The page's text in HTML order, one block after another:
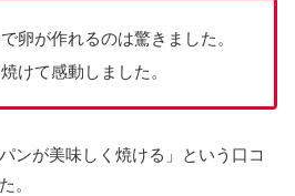
卵が作れるのは驚きました。
けて感動しました。
ンが美味しく焼ける」という口コ
。